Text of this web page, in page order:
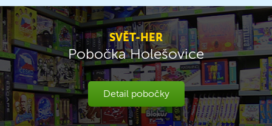
SVĚT-HER
Pobočka Holešovice
Detail pobočky